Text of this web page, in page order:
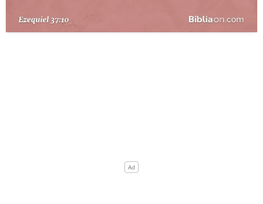
TERMO BÍBLICO